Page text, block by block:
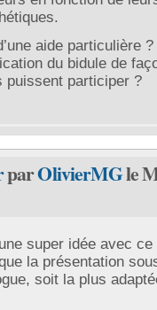
aide particulière
du bidule de
puissent participer ?
parOlivierMGle
super idée avec ce
la présentation
soit la plus